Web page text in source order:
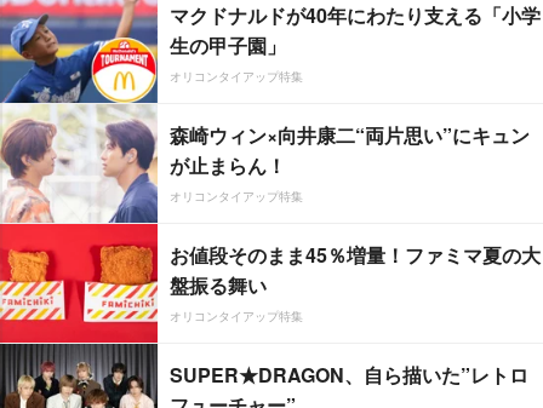
マクドナルドが40年にわたり支える「小学
生の甲子園」
オリコンタイアップ特集
森崎ウィン×向井康二“両片思い”にキュン
が止まらん！
オリコンタイアップ特集
お値段そのまま45％増量！ファミマ夏の大
盤振る舞い
オリコンタイアップ特集
SUPER★DRAGON、自ら描いた”レトロ